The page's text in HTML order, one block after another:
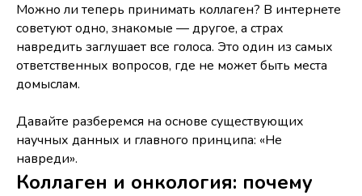
Можно ли теперь принимать коллаген? В интернете
советуют одно, знакомые — другое, а страх
навредить заглушает все голоса. Это один из самых
ответственных вопросов, где не может быть места
домыслам.
Давайте разберемся на основе существующих
научных данных и главного принципа: «Не
навреди».
Коллаген и онкология: почему